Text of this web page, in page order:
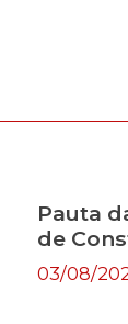
Pauta
de
03/08/